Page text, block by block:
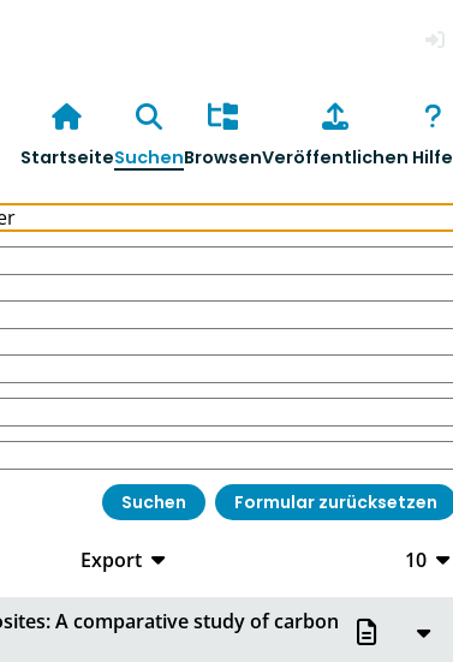
StartseiteSuchenBrowsenVeröffentlichen Hilfe
Export
CSV
10
10
20
A comparative study of carbon